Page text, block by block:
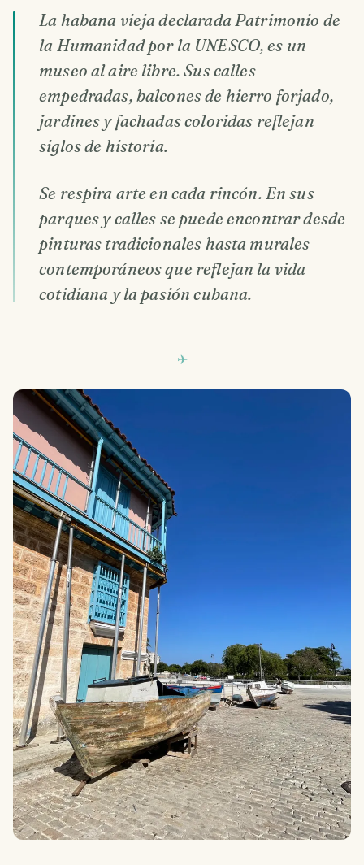
La habana vieja declarada Patrimonio de
la Humanidad por la UNESCO, es un
museo al aire libre. Sus calles
empedradas, balcones de hierro forjado,
jardines y fachadas coloridas reflejan
siglos de historia.
Se respira arte en cada rincón. En sus
parques y calles se puede encontrar desde
pinturas tradicionales hasta murales
contemporáneos que reflejan la vida
cotidiana y la pasión cubana.